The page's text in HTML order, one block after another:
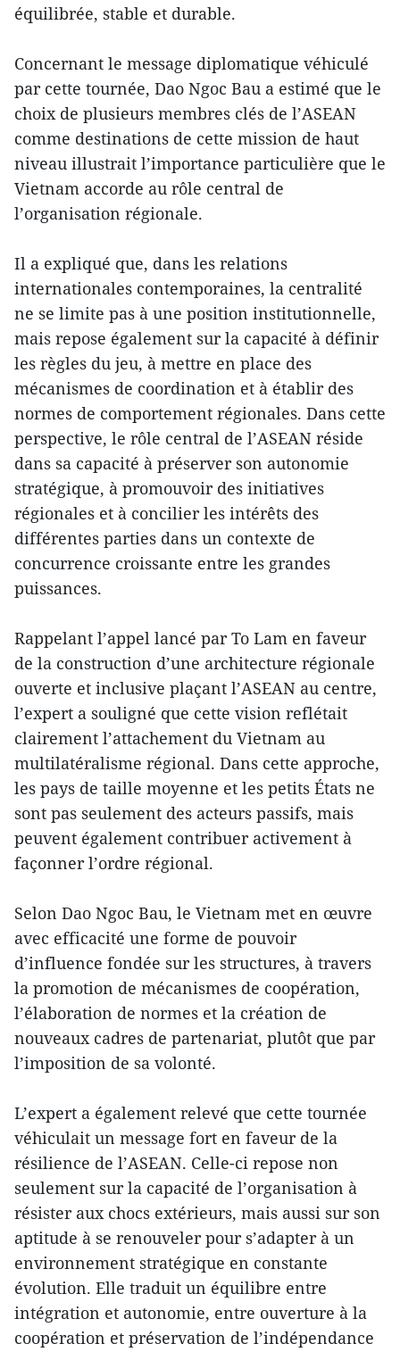
équilibrée, stable et durable.
Concernant le message diplomatique véhiculé
par cette tournée, Dao Ngoc Bau a estimé que le
choix de plusieurs membres clés de l’ASEAN
comme destinations de cette mission de haut
niveau illustrait l’importance particulière que le
Vietnam accorde au rôle central de
l’organisation régionale.
Il a expliqué que, dans les relations
internationales contemporaines, la centralité
ne se limite pas à une position institutionnelle,
mais repose également sur la capacité à définir
les règles du jeu, à mettre en place des
mécanismes de coordination et à établir des
normes de comportement régionales. Dans cette
perspective, le rôle central de l’ASEAN réside
dans sa capacité à préserver son autonomie
stratégique, à promouvoir des initiatives
régionales et à concilier les intérêts des
différentes parties dans un contexte de
concurrence croissante entre les grandes
puissances.
Rappelant l’appel lancé par To Lam en faveur
de la construction d’une architecture régionale
ouverte et inclusive plaçant l’ASEAN au centre,
l’expert a souligné que cette vision reflétait
clairement l’attachement du Vietnam au
multilatéralisme régional. Dans cette approche,
les pays de taille moyenne et les petits États ne
sont pas seulement des acteurs passifs, mais
peuvent également contribuer activement à
façonner l’ordre régional.
Selon Dao Ngoc Bau, le Vietnam met en œuvre
avec efficacité une forme de pouvoir
d’influence fondée sur les structures, à travers
la promotion de mécanismes de coopération,
l’élaboration de normes et la création de
nouveaux cadres de partenariat, plutôt que par
l’imposition de sa volonté.
L’expert a également relevé que cette tournée
véhiculait un message fort en faveur de la
résilience de l’ASEAN. Celle-ci repose non
seulement sur la capacité de l’organisation à
résister aux chocs extérieurs, mais aussi sur son
aptitude à se renouveler pour s’adapter à un
environnement stratégique en constante
évolution. Elle traduit un équilibre entre
intégration et autonomie, entre ouverture à la
coopération et préservation de l’indépendance